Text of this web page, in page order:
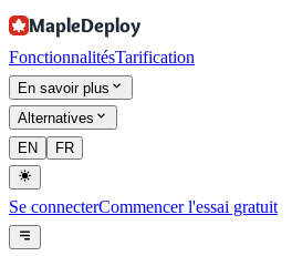
MapleDeploy
FonctionnalitésTarification
En savoir plus
Alternatives
EN
FR
Se connecterCommencer l'essai gratuit